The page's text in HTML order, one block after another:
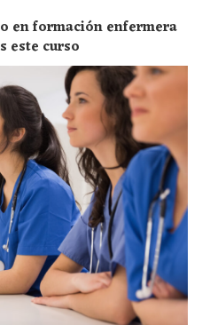
en formación enfermera
este curso